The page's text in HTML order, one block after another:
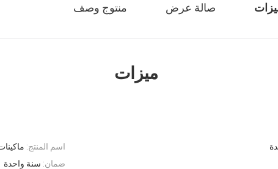
صالة عرض منتوج وصف
ميزات
اسم المنتج:
ضمان: سنة واحدة